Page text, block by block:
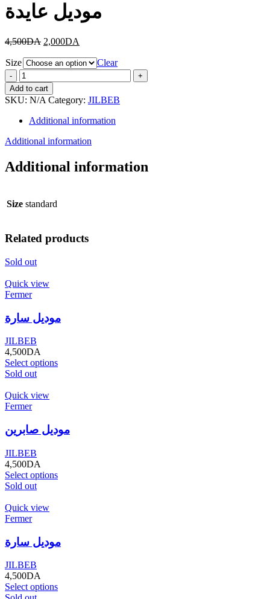
موديل عايدة
4,500DA 2,000DA
Size
Clear
موديل
عايدة
quantity
Add to cart
SKU: N/A Category: JILBEB
Additional information
Additional information
Additional information
Size standard
Related products
Sold out
Quick view
Fermer
موديل سارة
JILBEB
4,500DA
Select options
Sold out
Quick view
Fermer
موديل صابرين
JILBEB
4,500DA
Select options
Sold out
Quick view
Fermer
موديل سارة
JILBEB
4,500DA
Select options